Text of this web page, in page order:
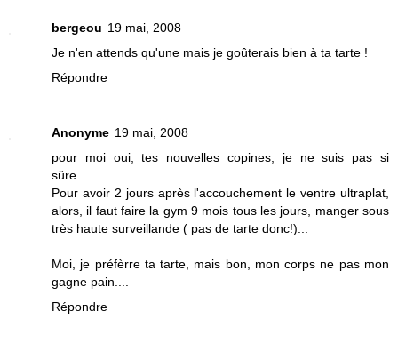
bergeou 19 mai, 2008
Je n'en attends qu'une mais je goûterais bien à ta tarte !
Répondre
Anonyme 19 mai, 2008
pour moi oui, tes nouvelles copines, je ne suis pas si
sûre......
Pour avoir 2 jours après l'accouchement le ventre ultraplat,
alors, il faut faire la gym 9 mois tous les jours, manger sous
très haute surveillande ( pas de tarte donc!)...
Moi, je préfèrre ta tarte, mais bon, mon corps ne pas mon
gagne pain....
Répondre